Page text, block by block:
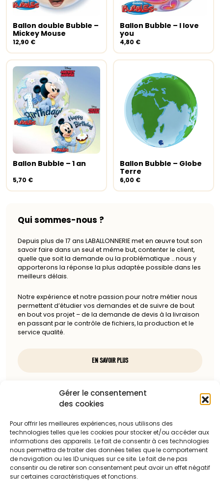
Gérer le consentement
des cookies
Pour offrir les meilleures expériences, nous utilisons des
technologies telles que les cookies pour stocker et/ou accéder aux
informations des appareils. Le fait de consentir à ces technologies
nous permettra de traiter des données telles que le comportement
de navigation ou les ID uniques sur ce site. Le fait de ne pas
consentir ou de retirer son consentement peut avoir un effet négatif
sur certaines caractéristiques et fonctions.
Ajouter au panier
Ballon double Bubble –
Mickey Mouse
12,90 €
Ajouter au panier
Ballon Bubble – I love
you
4,80 €
Ajouter au panier
Ballon Bubble – 1 an
5,70 €
Ajouter au panier
Ballon Bubble – Globe
Terre
6,00 €
Qui sommes-nous ?
Depuis plus de 17 ans LABALLONNERIE met en œuvre tout son
savoir faire dans un seul et même but, contenter le client,
quelle que soit la demande ou la problématique … nous y
apporterons la réponse la plus adaptée possible dans les
meilleurs délais.
Notre expérience et notre passion pour notre métier nous
permettent d’étudier vos demandes et de suivre de bout
en bout vos projet – de la demande de devis à la livraison
en passant par le contrôle de fichiers, la production et le
service qualité.
EN SAVOIR PLUS
Nous contacter
85100 Les Sables-d'Olonne
Téléphone :
06 13 23 67 88
Adresse mail :